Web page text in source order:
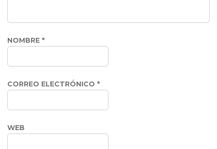
NOMBRE *
CORREO ELECTRÓNICO *
WEB